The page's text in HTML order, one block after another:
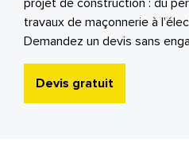
projet de construction : du
travaux de maçonnerie à
Demandez un devis sans
Devis gratuit